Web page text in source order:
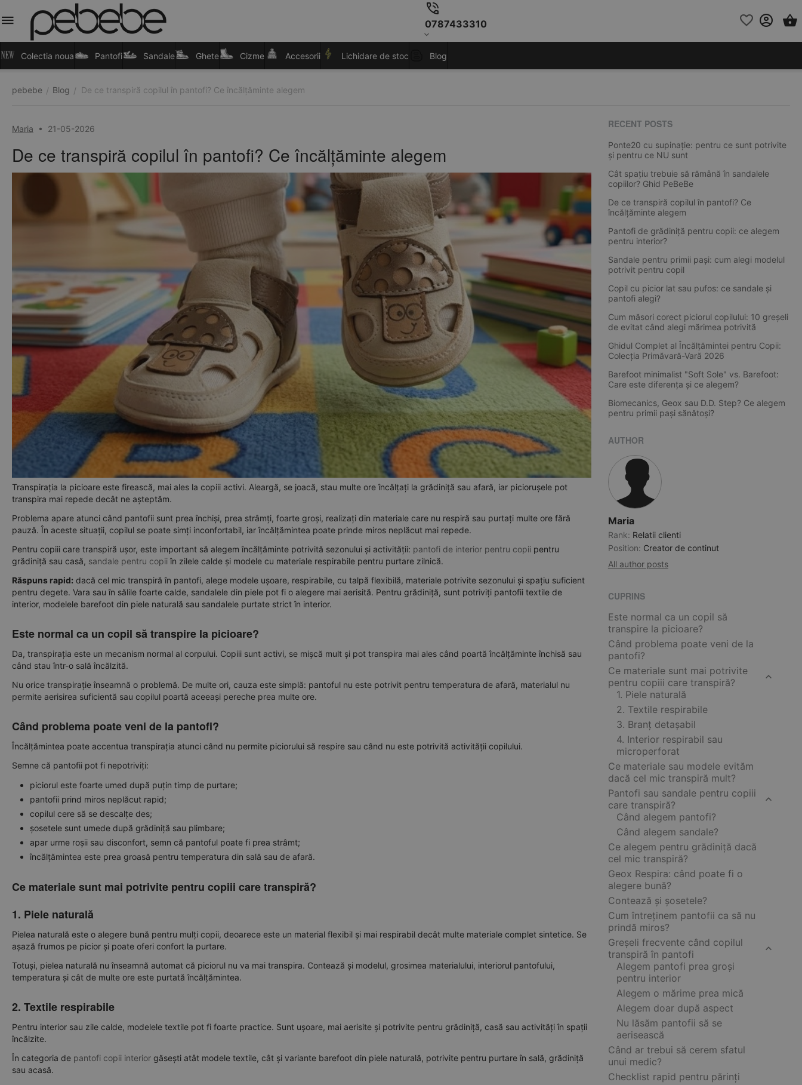
0787433310
Colectia noua Pantofi Sandale Ghete Cizme Accesorii Lichidare de stoc Blog
pebebe / Blog / De ce transpiră copilul în pantofi? Ce încălțăminte alegem
Maria • 21-05-2026
De ce transpiră copilul în pantofi? Ce încălțăminte alegem
Transpirația la picioare este firească, mai ales la copiii activi. Aleargă, se joacă, stau multe ore încălțați la grădiniță sau afară, iar piciorușele pot
transpira mai repede decât ne așteptăm.
Problema apare atunci când pantofii sunt prea închiși, prea strâmți, foarte groși, realizați din materiale care nu respiră sau purtați multe ore fără
pauză. În aceste situații, copilul se poate simți inconfortabil, iar încălțămintea poate prinde miros neplăcut mai repede.
Pentru copiii care transpiră ușor, este important să alegem încălțăminte potrivită sezonului și activității: pantofi de interior pentru copii pentru
grădiniță sau casă, sandale pentru copii în zilele calde și modele cu materiale respirabile pentru purtare zilnică.
Răspuns rapid: dacă cel mic transpiră în pantofi, alege modele ușoare, respirabile, cu talpă flexibilă, materiale potrivite sezonului și spațiu suficient
pentru degete. Vara sau în sălile foarte calde, sandalele din piele pot fi o alegere mai aerisită. Pentru grădiniță, sunt potriviți pantofii textile de
interior, modelele barefoot din piele naturală sau sandalele purtate strict în interior.
Este normal ca un copil să transpire la picioare?
Da, transpirația este un mecanism normal al corpului. Copiii sunt activi, se mișcă mult și pot transpira mai ales când poartă încălțăminte închisă sau
când stau într-o sală încălzită.
Nu orice transpirație înseamnă o problemă. De multe ori, cauza este simplă: pantoful nu este potrivit pentru temperatura de afară, materialul nu
permite aerisirea suficientă sau copilul poartă aceeași pereche prea multe ore.
Când problema poate veni de la pantofi?
Încălțămintea poate accentua transpirația atunci când nu permite piciorului să respire sau când nu este potrivită activității copilului.
Semne că pantofii pot fi nepotriviți:
piciorul este foarte umed după puțin timp de purtare;
pantofii prind miros neplăcut rapid;
copilul cere să se descalțe des;
șosetele sunt umede după grădiniță sau plimbare;
apar urme roșii sau disconfort, semn că pantoful poate fi prea strâmt;
încălțămintea este prea groasă pentru temperatura din sală sau de afară.
Ce materiale sunt mai potrivite pentru copiii care transpiră?
1. Piele naturală
Pielea naturală este o alegere bună pentru mulți copii, deoarece este un material flexibil și mai respirabil decât multe materiale complet sintetice. Se
așază frumos pe picior și poate oferi confort la purtare.
Totuși, pielea naturală nu înseamnă automat că piciorul nu va mai transpira. Contează și modelul, grosimea materialului, interiorul pantofului,
temperatura și cât de multe ore este purtată încălțămintea.
2. Textile respirabile
Pentru interior sau zile calde, modelele textile pot fi foarte practice. Sunt ușoare, mai aerisite și potrivite pentru grădiniță, casă sau activități în spații
încălzite.
În categoria de pantofi copii interior găsești atât modele textile, cât și variante barefoot din piele naturală, potrivite pentru purtare în sală, grădiniță
sau acasă.
RECENT POSTS
Ponte20 cu supinație: pentru ce sunt potrivite
și pentru ce NU sunt
Cât spațiu trebuie să rămână în sandalele
copiilor? Ghid PeBeBe
De ce transpiră copilul în pantofi? Ce
încălțăminte alegem
Pantofi de grădiniță pentru copii: ce alegem
pentru interior?
Sandale pentru primii pași: cum alegi modelul
potrivit pentru copil
Copil cu picior lat sau pufos: ce sandale și
pantofi alegi?
Cum măsori corect piciorul copilului: 10 greșeli
de evitat când alegi mărimea potrivită
Ghidul Complet al Încălțămintei pentru Copii:
Colecția Primăvară-Vară 2026
Barefoot minimalist "Soft Sole" vs. Barefoot:
Care este diferența și ce alegem?
Biomecanics, Geox sau D.D. Step? Ce alegem
pentru primii pași sănătoși?
AUTHOR
Maria
Rank: Relatii clienti
Position: Creator de continut
All author posts
CUPRINS
Este normal ca un copil să
transpire la picioare?
Când problema poate veni de la
pantofi?
Ce materiale sunt mai potrivite
pentru copiii care transpiră?
1. Piele naturală
2. Textile respirabile
3. Branț detașabil
4. Interior respirabil sau
microperforat
Ce materiale sau modele evităm
dacă cel mic transpiră mult?
Pantofi sau sandale pentru copiii
care transpiră?
Când alegem pantofi?
Când alegem sandale?
Ce alegem pentru grădiniță dacă
cel mic transpiră?
Geox Respira: când poate fi o
alegere bună?
Contează și șosetele?
Cum întreținem pantofii ca să nu
prindă miros?
Greșeli frecvente când copilul
transpiră în pantofi
Alegem pantofi prea groși
pentru interior
Alegem o mărime prea mică
Alegem doar după aspect
Nu lăsăm pantofii să se
aerisească
Când ar trebui să cerem sfatul
unui medic?
Checklist rapid pentru părinți